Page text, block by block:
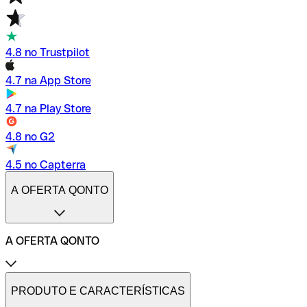
4.8 no Trustpilot
4.7 na App Store
4.7 na Play Store
4.8 no G2
4.5 no Capterra
A OFERTA QONTO
A OFERTA QONTO
Tarifas
Conta profissional online
PRODUTO E CARACTERÍSTICAS